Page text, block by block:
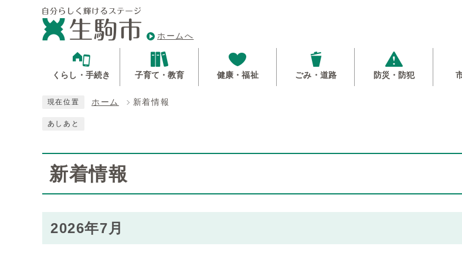
ホームへ
くらし・手続き 子育て・教育 健康・福祉 ごみ・道路 防災・防犯
現在位置 ホーム 新着情報
あしあと
新着情報
2026年7月